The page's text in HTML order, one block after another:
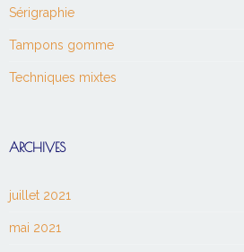
Sérigraphie
Tampons gomme
Techniques mixtes
ARCHIVES
juillet 2021
mai 2021